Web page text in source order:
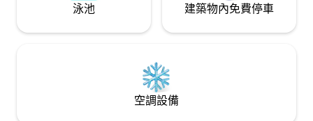
泳池 建築物內免費停車
空調設備